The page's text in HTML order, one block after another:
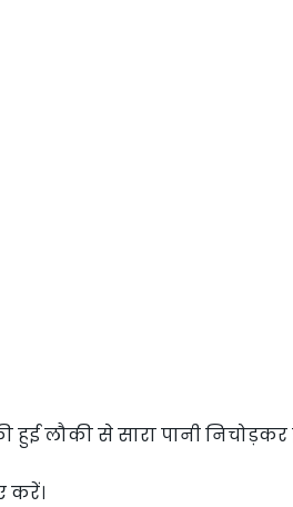
लौकी से सारा पानी
करें।